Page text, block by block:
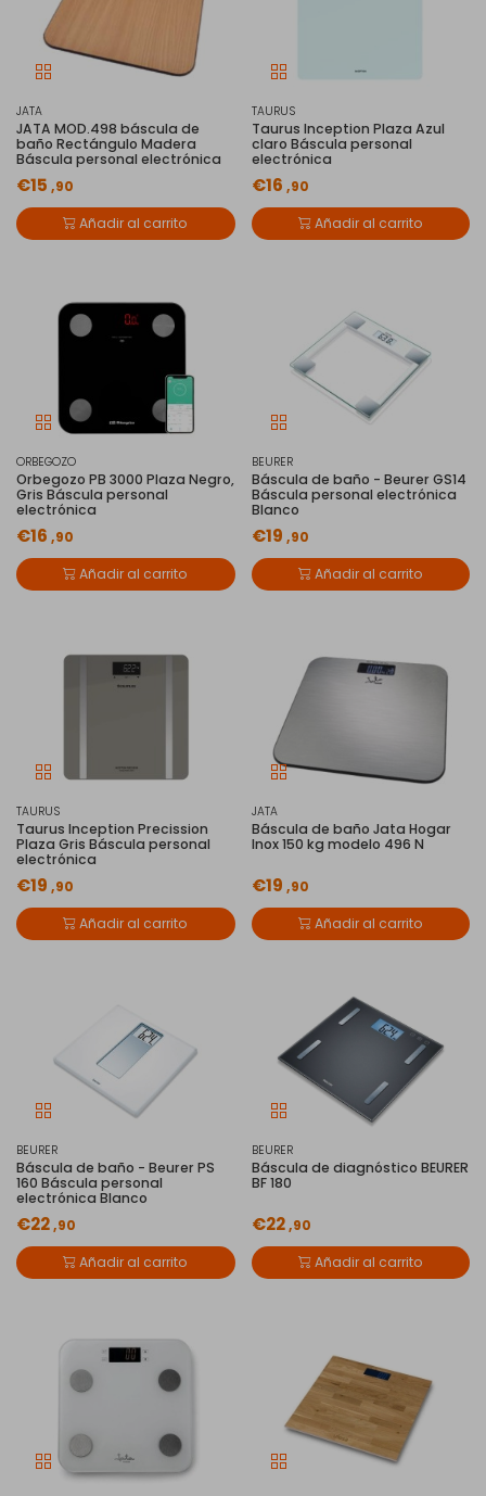
JATA
JATA MOD.498 báscula de
baño Rectángulo Madera
Báscula personal electrónica
€15 ,90
Añadir al carrito
TAURUS
Taurus Inception Plaza Azul
claro Báscula personal
electrónica
€16 ,90
Añadir al carrito
ORBEGOZO
Orbegozo PB 3000 Plaza Negro,
Gris Báscula personal
electrónica
€16 ,90
Añadir al carrito
BEURER
Báscula de baño - Beurer GS14
Báscula personal electrónica
Blanco
€19 ,90
Añadir al carrito
TAURUS
Taurus Inception Precission
Plaza Gris Báscula personal
electrónica
€19 ,90
Añadir al carrito
JATA
Báscula de baño Jata Hogar
Inox 150 kg modelo 496 N
€19 ,90
Añadir al carrito
BEURER
Báscula de baño - Beurer PS
160 Báscula personal
electrónica Blanco
€22,90
Añadir al carrito
BEURER
Báscula de diagnóstico BEURER
BF 180
€22,90
Añadir al carrito